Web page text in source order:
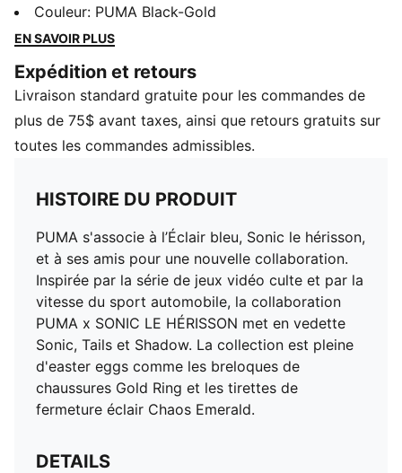
la série de jeux vidéo culte et par la vitesse du sport
automobile, la collaboration PUMA x SONIC LE
collection est pleine d'easter eggs comme les
breloques de chaussures Gold Ring et les tirettes de
fermeture éclair Chaos Emerald.
DETAILS
Embout arrondi
Type de talon : Plat
La bande de forme PUMA personnalisable et le
couvre-languette
Les détails du co-branding PUMA x SONIC LE
HÉRISSON
Couleur: PUMA Black-Gold
EN SAVOIR PLUS
Expédition et retours
Livraison standard gratuite pour les commandes de
plus de 75$ avant taxes, ainsi que retours gratuits sur
toutes les commandes admissibles.
HISTOIRE DU PRODUIT
PUMA s'associe à l’Éclair bleu, Sonic le hérisson,
et à ses amis pour une nouvelle collaboration.
Inspirée par la série de jeux vidéo culte et par la
vitesse du sport automobile, la collaboration
PUMA x SONIC LE HÉRISSON met en vedette
Sonic, Tails et Shadow. La collection est pleine
d'easter eggs comme les breloques de
chaussures Gold Ring et les tirettes de
fermeture éclair Chaos Emerald.
DETAILS